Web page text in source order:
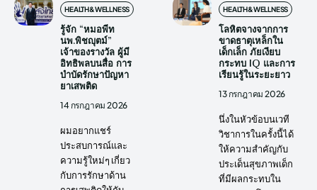
HEALTH&WELLNESS
รู้จัก “หมอพีท
นพ.พิชญุตม์”
เจ้าของรางวัล ผู้มี
อิทธิพลบนสื่อ การ
บำบัดรักษาปัญหา
ยาเสพติด
14 กรกฎาคม 2026
ผมอยากแชร์
ประสบการณ์และ
ความรู้ใหม่ๆ เกี่ยว
กับการรักษาด้าน
HEALTH&WELLNESS
โลหิตจางจากการ
ขาดธาตุเหล็กใน
เด็กเล็ก ภัยเงียบ
กระทบ IQ และการ
เรียนรู้ในระยะยาว
13 กรกฎาคม 2026
นึ่งในหัวข้อบนเวที
วิชาการในครั้งนี้ได้
ให้ความสำคัญกับ
ประเด็นสุขภาพเด็ก
ที่มีผลกระทบใน